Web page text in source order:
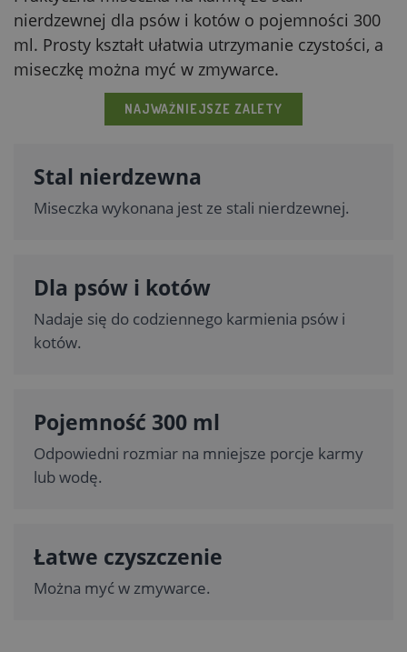
nierdzewnej dla psów i kotów o pojemności 300
ml. Prosty kształt ułatwia utrzymanie czystości, a
miseczkę można myć w zmywarce.
NAJWAŻNIEJSZE ZALETY
Stal nierdzewna
Miseczka wykonana jest ze stali nierdzewnej.
Dla psów i kotów
Nadaje się do codziennego karmienia psów i
kotów.
Pojemność 300 ml
Odpowiedni rozmiar na mniejsze porcje karmy
lub wodę.
Łatwe czyszczenie
Można myć w zmywarce.